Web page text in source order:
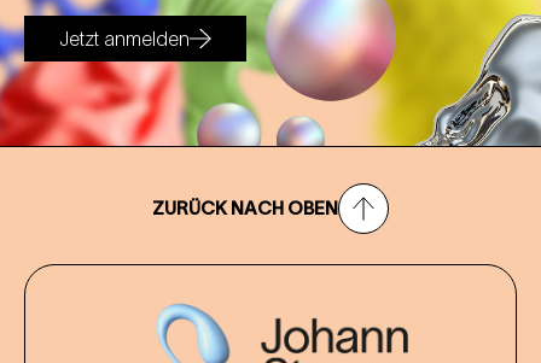
Jetzt anmelden
ZURÜCK NACH OBEN